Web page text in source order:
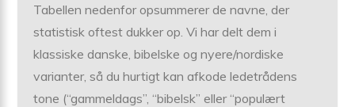
Tabellen nedenfor opsummerer de navne, der
statistisk oftest dukker op. Vi har delt dem i
klassiske danske, bibelske og nyere/nordiske
varianter, så du hurtigt kan afkode ledetrådens
tone (“gammeldags”, “bibelsk” eller “populært